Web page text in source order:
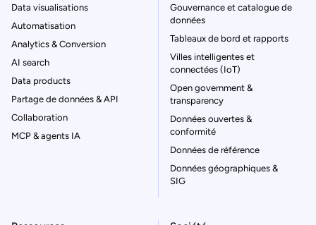
Data visualisations
Automatisation
Analytics & Conversion
AI search
Data products
Partage de données & API
Collaboration
MCP & agents IA
Gouvernance et catalogue de
données
Tableaux de bord et rapports
Villes intelligentes et
connectées (IoT)
Open government &
transparency
Données ouvertes &
conformité
Données de référence
Données géographiques &
SIG